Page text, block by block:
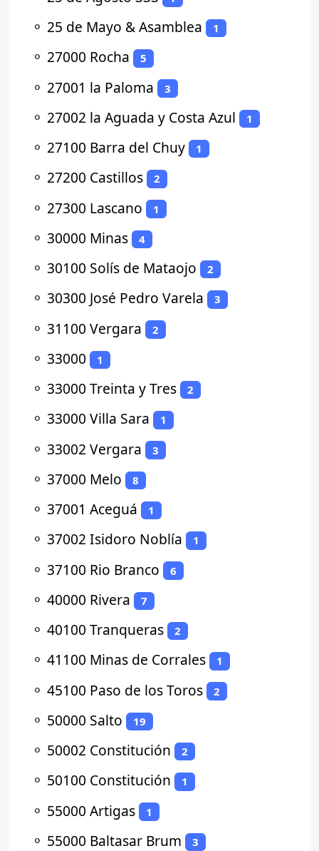
⚬ 25 de Mayo & Asamblea 1
⚬ 27000 Rocha 5
⚬ 27001 la Paloma 3
⚬ 27002 la Aguada y Costa Azul 1
⚬ 27100 Barra del Chuy 1
⚬ 27200 Castillos 2
⚬ 27300 Lascano 1
⚬ 30000 Minas 4
⚬ 30100 Solís de Mataojo 2
⚬ 30300 José Pedro Varela 3
⚬ 31100 Vergara 2
⚬ 33000 1
⚬ 33000 Treinta y Tres 2
⚬ 33000 Villa Sara 1
⚬ 33002 Vergara 3
⚬ 37000 Melo 8
⚬ 37001 Aceguá 1
⚬ 37002 Isidoro Noblía 1
⚬ 37100 Rio Branco 6
⚬ 40000 Rivera 7
⚬ 40100 Tranqueras 2
⚬ 41100 Minas de Corrales 1
⚬ 45100 Paso de los Toros 2
⚬ 50000 Salto 19
⚬ 50002 Constitución 2
⚬ 50100 Constitución 1
⚬ 55000 Artigas 1
⚬ 55000 Baltasar Brum 3